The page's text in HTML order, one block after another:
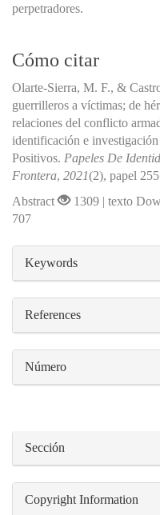
perpetradores.
Cómo citar
Olarte-Sierra, M. F., &
guerrilleros a víctimas; de
relaciones del conflicto
identificación e
Positivos. Papeles De
Frontera, 2021(2), papel
Abstract
1309 | texto
707
Keywords
References
Número
Sección
Copyright Information